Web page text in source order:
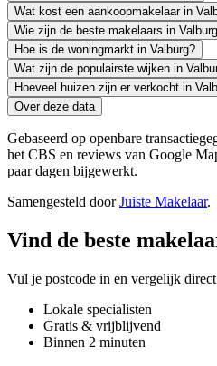
Wat kost een aankoopmakelaar in
Wie zijn de beste makelaars in
Hoe is de woningmarkt in Valburg?
Wat zijn de populairste wijken in
Hoeveel huizen zijn er verkocht in
Over deze data
Gebaseerd op openbare
het CBS en reviews van Google
paar dagen bijgewerkt.
Samengesteld doorJuiste Makelaar.
Vind de beste
Vul je postcode in en vergelijk
Lokale specialisten
Gratis & vrijblijvend
Binnen 2 minuten